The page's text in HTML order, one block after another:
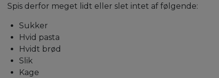
Spis derfor meget lidt eller slet intet af følgende:
Sukker
Hvid pasta
Hvidt brød
Slik
Kage